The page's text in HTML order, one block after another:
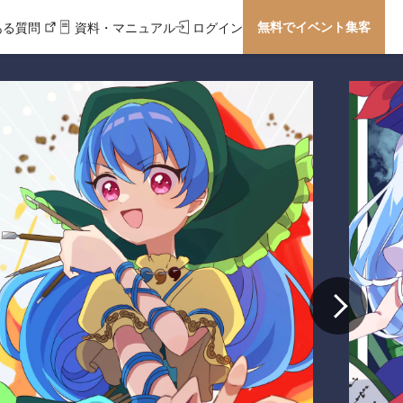
質問 資料・マニュアル ログイン 無料でイベント集客